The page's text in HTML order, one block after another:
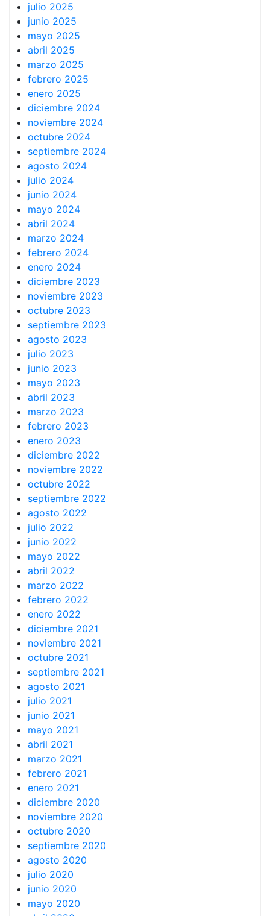
julio 2025
junio 2025
mayo 2025
abril 2025
marzo 2025
febrero 2025
enero 2025
diciembre 2024
noviembre 2024
octubre 2024
septiembre 2024
agosto 2024
julio 2024
junio 2024
mayo 2024
abril 2024
marzo 2024
febrero 2024
enero 2024
diciembre 2023
noviembre 2023
octubre 2023
septiembre 2023
agosto 2023
julio 2023
junio 2023
mayo 2023
abril 2023
marzo 2023
febrero 2023
enero 2023
diciembre 2022
noviembre 2022
octubre 2022
septiembre 2022
agosto 2022
julio 2022
junio 2022
mayo 2022
abril 2022
marzo 2022
febrero 2022
enero 2022
diciembre 2021
noviembre 2021
octubre 2021
septiembre 2021
agosto 2021
julio 2021
junio 2021
mayo 2021
abril 2021
marzo 2021
febrero 2021
enero 2021
diciembre 2020
noviembre 2020
octubre 2020
septiembre 2020
agosto 2020
julio 2020
junio 2020
mayo 2020